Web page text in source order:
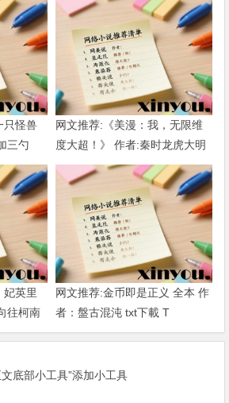
只怪兽
三勺
网文推荐:《美漫：我，无限维
度大超！》 作者:秦时龙虎大明
1-802章 TXT下载
妃英里
往柯南
网文推荐:金币即是正义 全本 作
者：盤古混沌 txt下載 T
文底部小工具”添加小工具